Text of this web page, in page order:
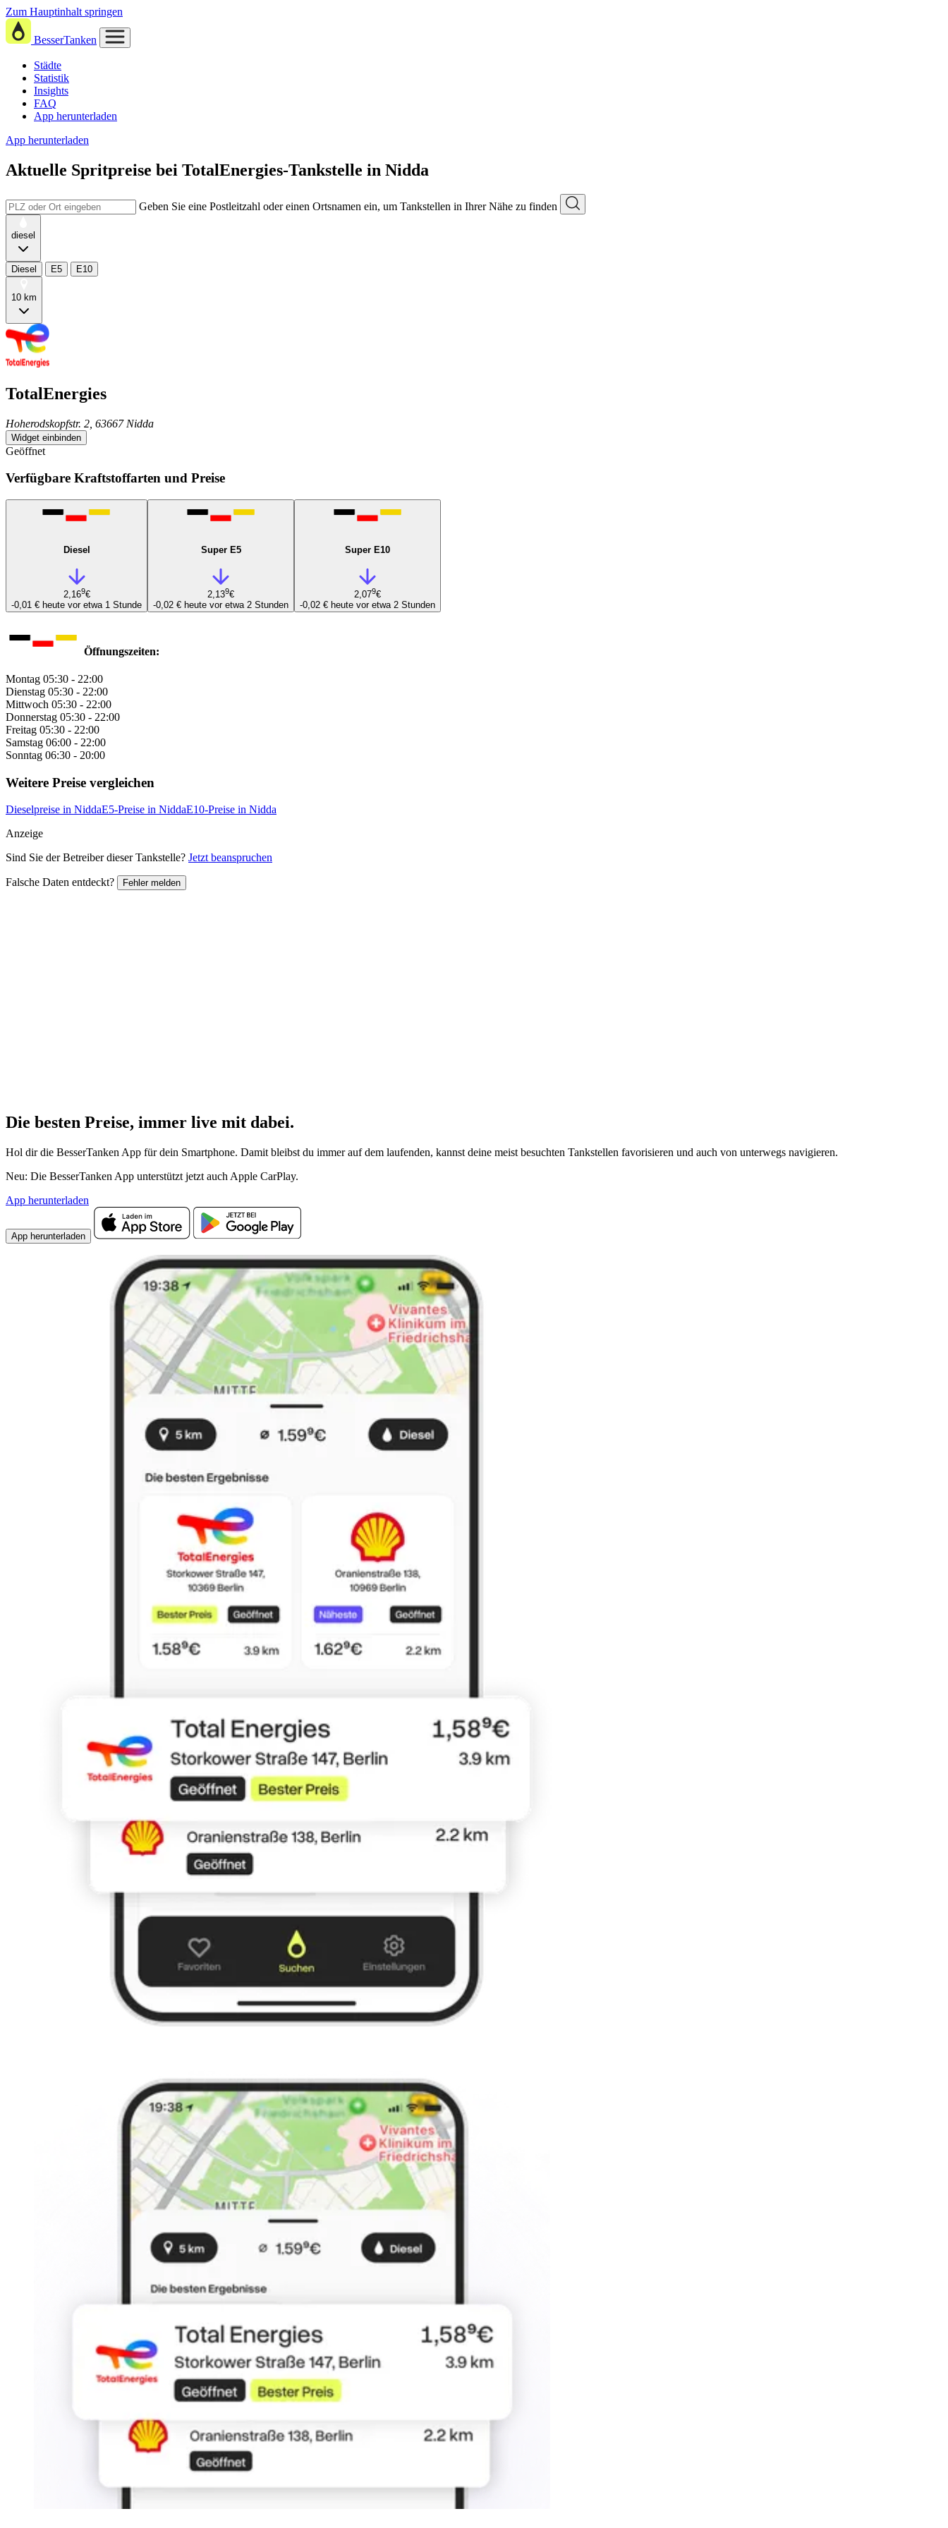
Zum Hauptinhalt springen
BesserTanken
Städte
Statistik
Insights
FAQ
App herunterladen
App herunterladen
Aktuelle Spritpreise bei TotalEnergies-Tankstelle in Nidda
Geben Sie eine Postleitzahl oder einen Ortsnamen ein, um Tankstellen in Ihrer Nähe zu finden
diesel
Diesel E5 E10
10 km
TotalEnergies
Hoherodskopfstr. 2, 63667 Nidda
Widget einbinden
Geöffnet
Verfügbare Kraftstoffarten und Preise
Diesel
2,169€
-0,01 € heute vor etwa 1 Stunde
Super E5
2,139€
-0,02 € heute vor etwa 2 Stunden
Super E10
2,079€
-0,02 € heute vor etwa 2 Stunden
Öffnungszeiten:
Montag 05:30 - 22:00
Dienstag 05:30 - 22:00
Mittwoch 05:30 - 22:00
Donnerstag 05:30 - 22:00
Freitag 05:30 - 22:00
Samstag 06:00 - 22:00
Sonntag 06:30 - 20:00
Weitere Preise vergleichen
Dieselpreise in NiddaE5-Preise in NiddaE10-Preise in Nidda
Anzeige
Sind Sie der Betreiber dieser Tankstelle? Jetzt beanspruchen
Falsche Daten entdeckt? Fehler melden
Die besten Preise, immer live mit dabei.
Hol dir die BesserTanken App für dein Smartphone. Damit bleibst du immer auf dem laufenden, kannst deine meist besuchten Tankstellen favorisieren und auch von unterwegs navigieren.
Neu: Die BesserTanken App unterstützt jetzt auch Apple CarPlay.
App herunterladen
App herunterladen